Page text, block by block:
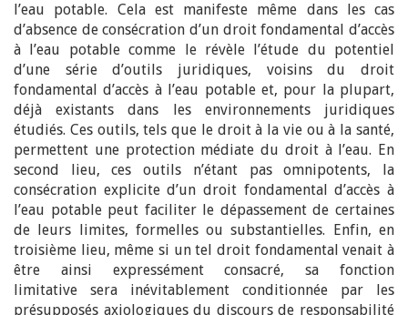
l’eau potable. Cela est manifeste même dans les cas
d’absence de consécration d’un droit fondamental d’accès
à l’eau potable comme le révèle l’étude du potentiel
d’une série d’outils juridiques, voisins du droit
fondamental d’accès à l’eau potable et, pour la plupart,
déjà existants dans les environnements juridiques
étudiés. Ces outils, tels que le droit à la vie ou à la santé,
permettent une protection médiate du droit à l’eau. En
second lieu, ces outils n’étant pas omnipotents, la
consécration explicite d’un droit fondamental d’accès à
l’eau potable peut faciliter le dépassement de certaines
de leurs limites, formelles ou substantielles. Enfin, en
troisième lieu, même si un tel droit fondamental venait à
être ainsi expressément consacré, sa fonction
limitative sera inévitablement conditionnée par les
présupposés axiologiques du discours de responsabilité